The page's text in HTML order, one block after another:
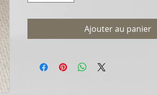
Ajouter au panier